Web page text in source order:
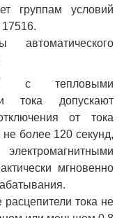
группам условий
с тепловыми
тока допускают
от тока
более 120 секунд,
мгновенно
тока не